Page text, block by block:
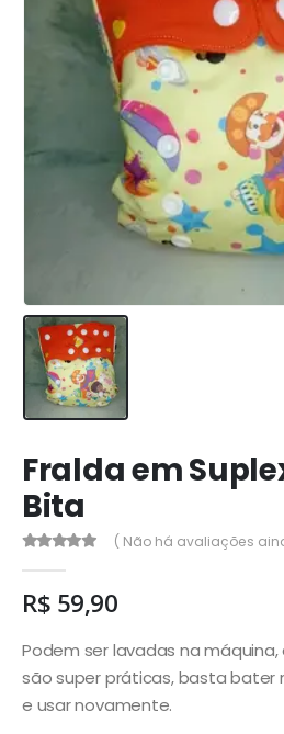
Fralda em
Bita
( Não há avaliações
R$ 59,90
Podem ser lavadas na
são super práticas, basta bater
e usar novamente.